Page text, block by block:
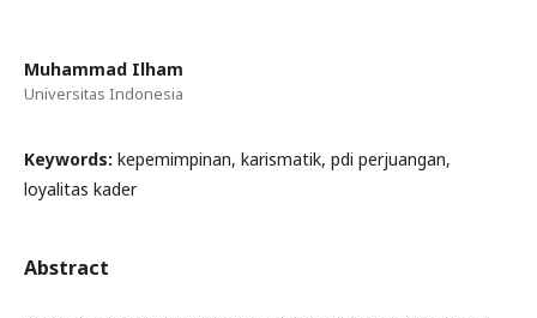
Muhammad Ilham
Universitas Indonesia
Keywords: kepemimpinan, karismatik, pdi perjuangan,
loyalitas kader
Abstract